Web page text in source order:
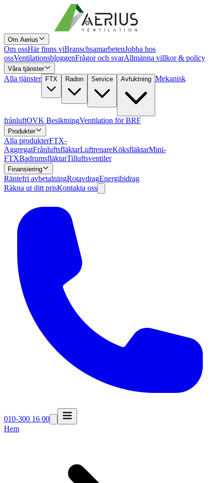
Om Aerius
Om ossHär finns viBranschsamarbetenJobba hos
ossVentilationsbloggenFrågor och svarAllmänna villkor & policy
Våra tjänster
Alla tjänster FTX Radon Service Avfuktning Mekanisk
frånluftOVK BesiktningVentilation för BRF
Produkter
Alla produkterFTX-
AggregatFrånluftsfläktarLuftrenareKöksfläktarMini-
FTXBadrumsfläktarTilluftsventiler
Finansiering
Räntefri avbetalningRotavdragEnergibidrag
Räkna ut ditt prisKontakta oss
010-300 16 00
Hem